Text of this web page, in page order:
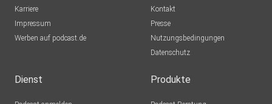
Karriere
Impressum
Werben auf podcast.de
Kontakt
Presse
Nutzungsbedingungen
Datenschutz
Dienst Produkte